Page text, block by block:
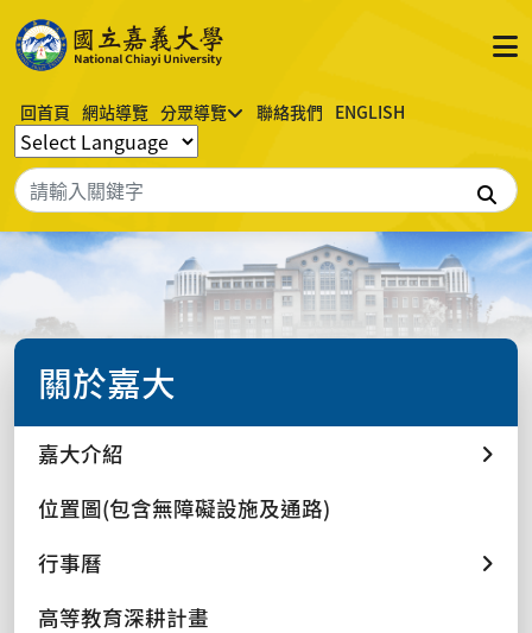
回首頁 網站導覽 分眾導覽 聯絡我們 ENGLISH
搜尋
關於嘉大
嘉大介紹
位置圖(包含無障礙設施及通路)
行事曆
高等教育深耕計畫